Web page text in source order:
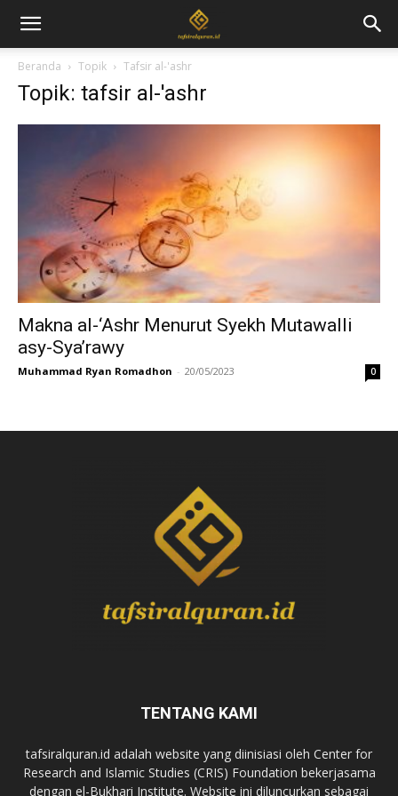
Beranda Topik Tafsir al-'ashr
Topik: tafsir al-'ashr
Makna al-‘Ashr Menurut Syekh Mutawalli
asy-Sya’rawy
Muhammad Ryan Romadhon - 20/05/2023 0
TENTANG KAMI
tafsiralquran.id adalah website yang diinisiasi oleh Center for
Research and Islamic Studies (CRIS) Foundation bekerjasama
dengan el-Bukhari Institute. Website ini diluncurkan sebagai